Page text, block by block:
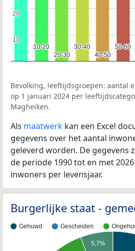
10-20
10-20
20-30
20-30
30-40
30-40
40-50
40-50
50-60
50-60
10
10
20
20
Bevolking, leeftijdsgroepen: aantal
op 1 januari 2024 per
Magheiken.
Als maatwerk kan een Excel
gegevens over het aantal
geleverd worden. De gegevens
de periode 1990 tot en met
inwoners per levensjaar.
Burgerlijke staat -
Gehuwd Gescheiden
5,7%